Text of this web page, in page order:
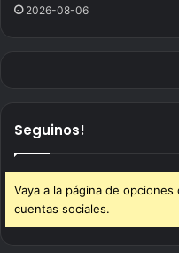
2026-08-06
Seguinos!
Vaya a la página de
cuentas sociales.